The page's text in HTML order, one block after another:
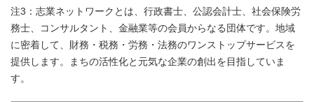
注3：志業ネットワークとは、行政書士、公認会計士、社会保険労
務士、コンサルタント、金融業等の会員からなる団体です。地域
に密着して、財務・税務・労務・法務のワンストップサービスを
提供します。まちの活性化と元気な企業の創出を目指していま
す。